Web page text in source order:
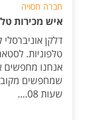
חברה חסויה
איש מכירות
דלקן
טלפוניות.
אנחנו מחפשים
שמחפשים מקוב
שעות 08....